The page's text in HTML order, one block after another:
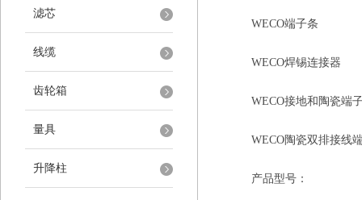
滤芯
线缆
齿轮箱
量具
升降柱
WECO端子条
WECO焊锡连接器
WECO接地和陶瓷端
WECO陶瓷双排接线
产品型号：